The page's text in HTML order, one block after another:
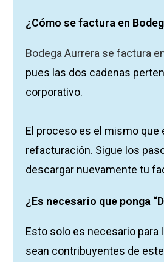
¿Cómo se factura en
Bodega Aurrera se factura
pues las dos cadenas
corporativo.
El proceso es el mismo que
refacturación. Sigue los
descargar nuevamente tu
¿Es necesario que ponga
Esto solo es necesario para
sean contribuyentes de